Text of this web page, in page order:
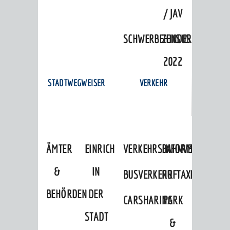
/ JAV
ZENSUS
2022
STADTWEGWEISER
ÄMTER
&
BEHÖRDEN
EINRICHTUNGEN
IN
DER
STADT
VERKEHR
VERKEHRSINFORMATIONEN
BAHNVERKEHR
BUSVERKEHRRUFTAXI
CARSHARINGPARK
&